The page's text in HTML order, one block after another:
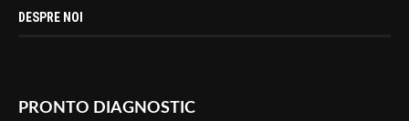
DESPRE NOI
PRONTO DIAGNOSTIC